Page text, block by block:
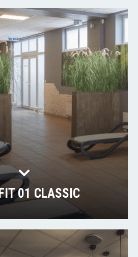
01 CLASSIC